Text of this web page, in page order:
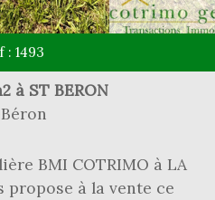
: 1493
à ST BERON
BMI COTRIMO à LA
propose à la vente ce